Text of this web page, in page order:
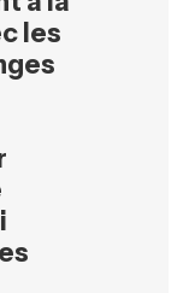
les